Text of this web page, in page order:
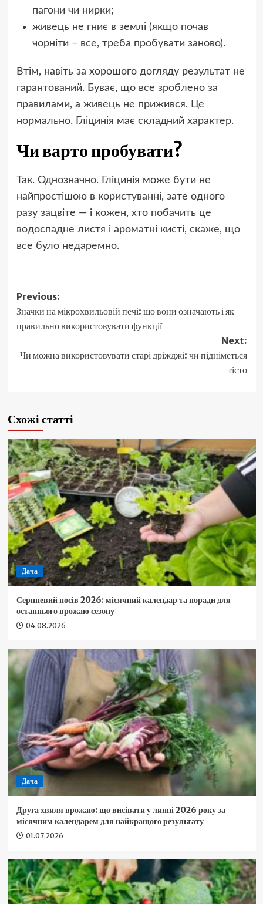
пагони чи нирки;
живець не гниє в землі (якщо почав
чорніти – все, треба пробувати заново).
Втім, навіть за хорошого догляду результат не
гарантований. Буває, що все зроблено за
правилами, а живець не прижився. Це
нормально. Гліцинія має складний характер.
Чи варто пробувати?
Так. Однозначно. Гліцинія може бути не
найпростішою в користуванні, зате одного
разу зацвіте — і кожен, хто побачить це
водоспадне листя і ароматні кисті, скаже, що
все було недаремно.
Post
navigation
Previous:
Значки на мікрохвильовій печі: що вони означають і як
правильно використовувати функції
Next:
Чи можна використовувати старі дріжджі: чи підніметься
тісто
Схожі статті
Дача
Серпневий посів 2026: місячний календар та поради для
останнього врожаю сезону
04.08.2026
Дача
Друга хвиля врожаю: що висівати у липні 2026 року за
місячним календарем для найкращого результату
01.07.2026